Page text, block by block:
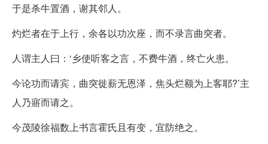
于是杀牛置酒，谢其邻人。
灼烂者在于上行，余各以功次座，而不录言曲突者。
人谓主人曰：‘乡使听客之言，不费牛酒，终亡火患。
今论功而请宾，曲突徙薪无恩泽，焦头烂额为上客耶?’主
人乃寤而请之。
今茂陵徐福数上书言霍氏且有变，宜防绝之。